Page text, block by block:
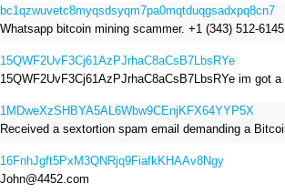
bc1qzwuvetc8myqsdsyqm7pa0mqtduqgsadxpq8cn7
Whatsapp bitcoin mining scammer. +1 (343) 512-6145
15QWF2UvF3Cj61AzPJrhaC8aCsB7LbsRYe
1MDweXzSHBYA5AL6Wbw9CEnjKFX64YYP5X
16FnhJgft5PxM3QNRjq9FiafkKHAAv8Ngy
John@4452.com